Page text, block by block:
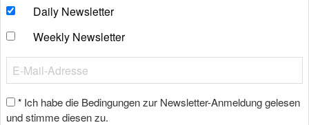
Daily Newsletter
Weekly Newsletter
* Ich habe die Bedingungen zur Newsletter-Anmeldung gelesen
und stimme diesen zu.